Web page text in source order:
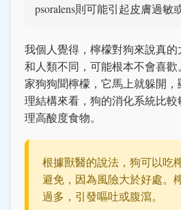
psoralens則可能引起皮膚過敏
我個人覺得，檸檬對狗來說真
和人類不同，可能根本不會喜
家狗狗聞檸檬，它馬上就躲開
理結構來看，狗的消化系統比
理高酸度食物。
根據獸醫的說法，狗可以吃
避免，因為風險大於好處。
過多，引發嘔吐或腹瀉。